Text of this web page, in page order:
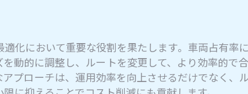
化において重要な役割を果たします。車両占有率
動的に調整し、ルートを変更して、より効率的で
プローチは、運用効率を向上させるだけでなく、